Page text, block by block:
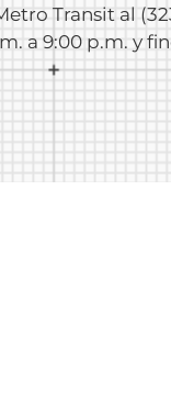
Transit al
a 9:00 p.m. y